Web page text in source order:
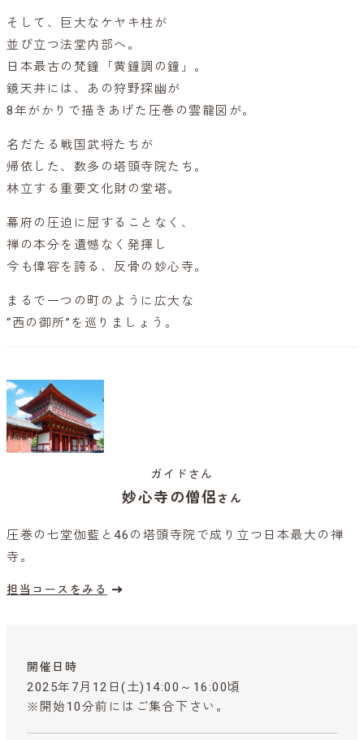
そして、巨大なケヤキ柱が
並び立つ法堂内部へ。
日本最古の梵鐘「黄鐘調の鐘」。
鏡天井には、あの狩野探幽が
8年がかりで描きあげた圧巻の雲龍図が。
名だたる戦国武将たちが
帰依した、数多の塔頭寺院たち。
林立する重要文化財の堂塔。
幕府の圧迫に屈することなく、
禅の本分を遺憾なく発揮し
今も偉容を誇る、反骨の妙心寺。
まるで一つの町のように広大な
“西の御所”を巡りましょう。
ガイドさん
妙心寺の僧侶さん
圧巻の七堂伽藍と46の塔頭寺院で成り立つ日本最大の禅
寺。
担当コースをみる
開催日時
2025年7月12日(土)14:00～16:00頃
※開始10分前にはご集合下さい。